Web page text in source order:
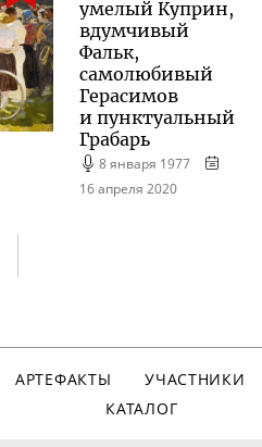
умелый Куприн,
вдумчивый
Фальк,
самолюбивый
Герасимов
и пунктуальный
Грабарь
8 января 1977
16 апреля 2020
АРТЕФАКТЫ
УЧАСТНИКИ
КАТАЛОГ